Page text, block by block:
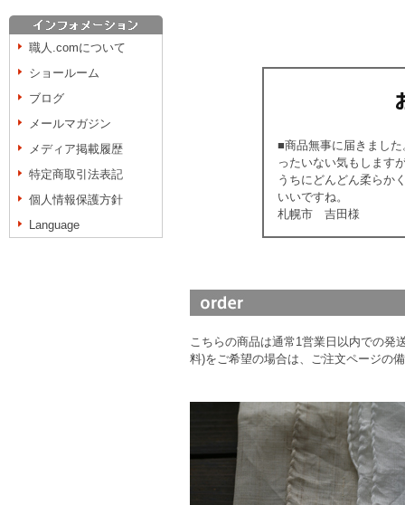
職人.comについて
ショールーム
ブログ
メールマガジン
メディア掲載履歴
特定商取引法表記
個人情報保護方針
Language
■商品無事に届きまし
ったいない気もします
うちにどんどん柔らか
いいですね。
札幌市 吉田様
こちらの商品は通常1営業日以内での発
料)をご希望の場合は、ご注文ページの